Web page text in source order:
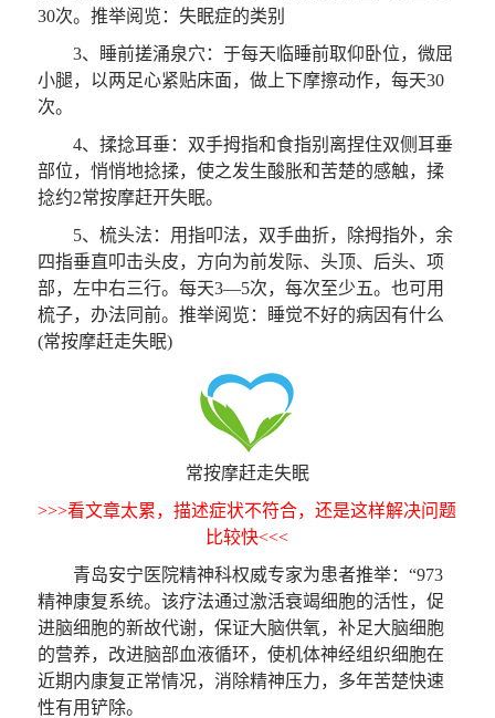
30次。推举阅览：失眠症的类别
3、睡前搓涌泉穴：于每天临睡前取仰卧位，微屈
小腿，以两足心紧贴床面，做上下摩擦动作，每天30
次。
4、揉捻耳垂：双手拇指和食指别离捏住双侧耳垂
部位，悄悄地捻揉，使之发生酸胀和苦楚的感触，揉
捻约2常按摩赶开失眠。
5、梳头法：用指叩法，双手曲折，除拇指外，余
四指垂直叩击头皮，方向为前发际、头顶、后头、项
部，左中右三行。每天3—5次，每次至少五。也可用
梳子，办法同前。推举阅览：睡觉不好的病因有什么
(常按摩赶走失眠)
常按摩赶走失眠
>>>看文章太累，描述症状不符合，还是这样解决问题
比较快<<<
青岛安宁医院精神科权威专家为患者推举：“973
精神康复系统。该疗法通过激活衰竭细胞的活性，促
进脑细胞的新故代谢，保证大脑供氧，补足大脑细胞
的营养，改进脑部血液循环，使机体神经组织细胞在
近期内康复正常情况，消除精神压力，多年苦楚快速
性有用铲除。